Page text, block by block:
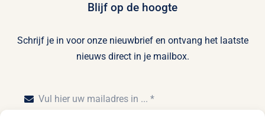
Blijf op de hoogte
Schrijf je in voor onze nieuwbrief en ontvang het laatste
nieuws direct in je mailbox.